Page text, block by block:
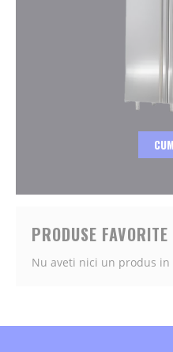
PRODUSE FAVORITE
Nu aveti nici un produs